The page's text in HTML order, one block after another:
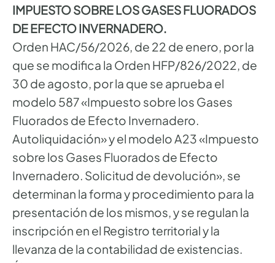
IMPUESTO SOBRE LOS GASES FLUORADOS
DE EFECTO INVERNADERO.
Orden HAC/56/2026, de 22 de enero, por la
que se modifica la Orden HFP/826/2022, de
30 de agosto, por la que se aprueba el
modelo 587 «Impuesto sobre los Gases
Fluorados de Efecto Invernadero.
Autoliquidación» y el modelo A23 «Impuesto
sobre los Gases Fluorados de Efecto
Invernadero. Solicitud de devolución», se
determinan la forma y procedimiento para la
presentación de los mismos, y se regulan la
inscripción en el Registro territorial y la
llevanza de la contabilidad de existencias.